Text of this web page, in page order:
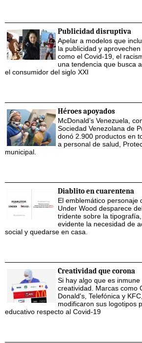
Publicidad disruptiva
Apelar a modelos que
la publicidad y
como el Covid-19, el
una tendencia que busca
el consumidor del siglo XXI
Héroes apoyados
McDonald’s Venezuela,
Sociedad Venezolana de
donó 2.900 productos en
a personal de salud,
municipal.
Diablito en cuarentena
El emblemático personaje
Under Wood desparece
tridente sobre la
evidente la necesidad de
social y quedarse en casa.
Creatividad que corona
Si hay algo que es
creatividad. Marcas como
Donald's, Telefónica y
modificaron sus logotipos
educativo respecto al Covid-19